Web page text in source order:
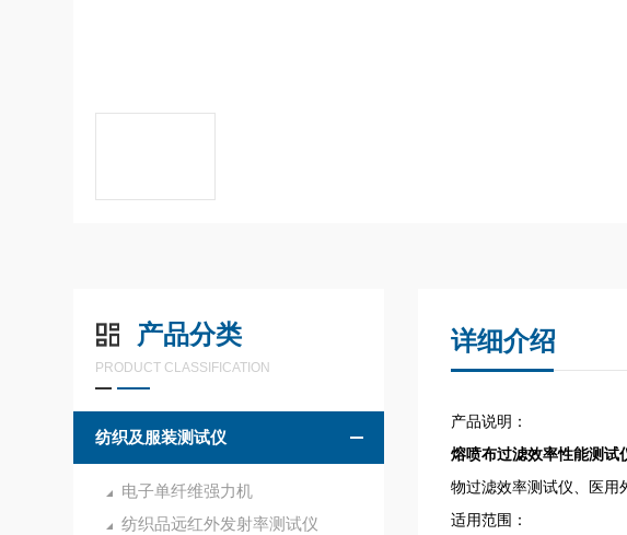
产品分类
PRODUCT CLASSIFICATION
纺织及服装测试仪
电子单纤维强力机
纺织品远红外发射率测试仪
详细介绍
产品说明：
熔喷布过滤效率性能测试
物过滤效率测试仪、医用
适用范围：